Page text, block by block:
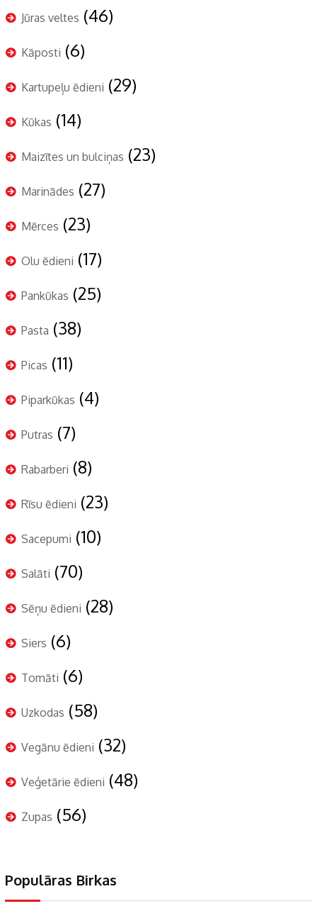
Jūras veltes (46)
Kāposti (6)
Kartupeļu ēdieni (29)
Kūkas (14)
Maizītes un bulciņas (23)
Marinādes (27)
Mērces (23)
Olu ēdieni (17)
Pankūkas (25)
Pasta (38)
Picas (11)
Piparkūkas (4)
Putras (7)
Rabarberi (8)
Rīsu ēdieni (23)
Sacepumi (10)
Salāti (70)
Sēņu ēdieni (28)
Siers (6)
Tomāti (6)
Uzkodas (58)
Vegānu ēdieni (32)
Veģetārie ēdieni (48)
Zupas (56)
Populāras Birkas